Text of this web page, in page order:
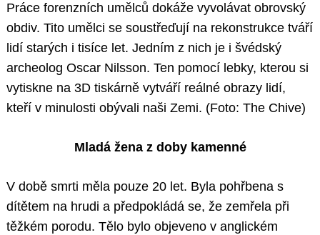
Práce forenzních umělců dokáže vyvolávat obrovský
obdiv. Tito umělci se soustřeďují na rekonstrukce tváří
lidí starých i tisíce let. Jedním z nich je i švédský
archeolog Oscar Nilsson. Ten pomocí lebky, kterou si
vytiskne na 3D tiskárně vytváří reálné obrazy lidí,
kteří v minulosti obývali naši Zemi. (Foto: The Chive)
Mladá žena z doby kamenné
V době smrti měla pouze 20 let. Byla pohřbena s
dítětem na hrudi a předpokládá se, že zemřela při
těžkém porodu. Tělo bylo objeveno v anglickém